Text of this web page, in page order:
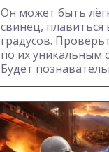
Он может быть
свинец,
градусов.
по их уникальным
Будет